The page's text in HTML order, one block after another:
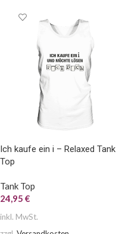
Ich kaufe ein i – Relaxed Tank
Top
Tank Top
24,95 €
inkl. MwSt.